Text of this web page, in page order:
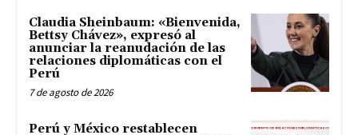
Claudia Sheinbaum: «Bienvenida,
Bettsy Chávez», expresó al
anunciar la reanudación de las
relaciones diplomáticas con el
Perú
7 de agosto de 2026
Perú y México restablecen